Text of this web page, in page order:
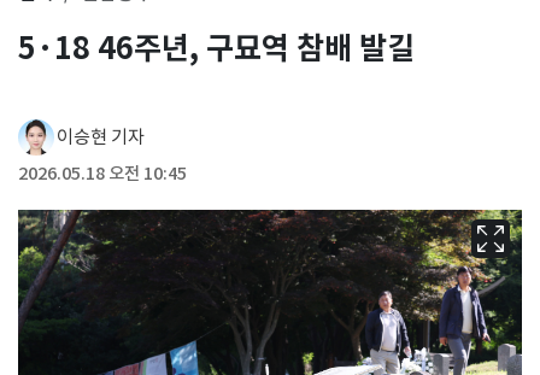
5·18 46주년, 구묘역 참배 발길
이승현 기자
2026.05.18 오전 10:45